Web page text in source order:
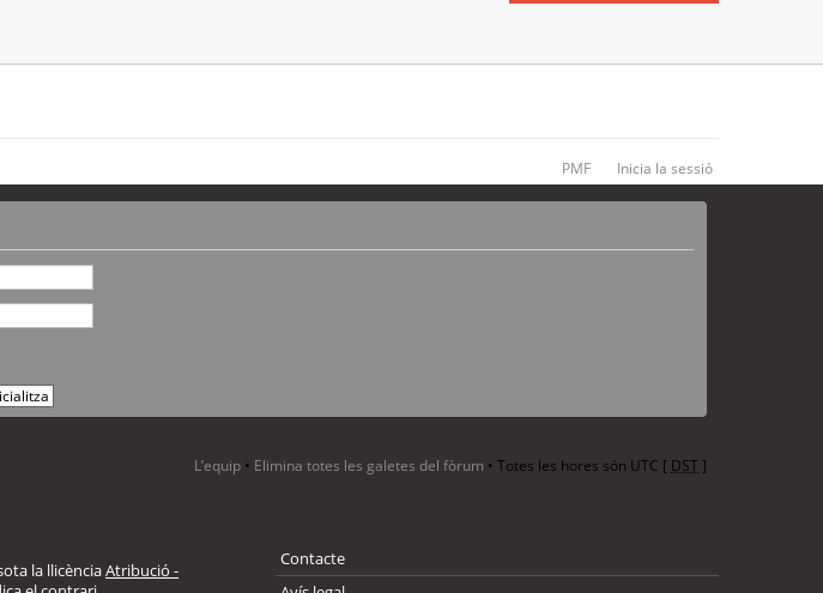
PMF Inicia la sessió
L’equip • Elimina totes les galetes del fòrum • Totes les hores són UTC [ DST]
la llicènciaAtribució -
Contacte